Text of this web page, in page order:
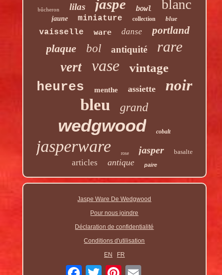
bûcheron lilas jaspe bowl blanc
jaune miniature collection blue
vaisselle ware danse portland
plaque bol antiquité rare
vert vase vintage
heures menthe assiette noir
bleu grand
wedgwood cobalt
jasperware rose jasper basalte
articles antique paire
Jaspe Ware De Wedgwood
Pour nous joindre
Déclaration de confidentialité
Conditions d'utilisation
EN
FR